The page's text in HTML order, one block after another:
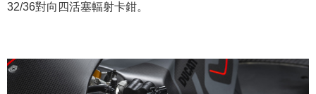
32/36對向四活塞輻射卡鉗。